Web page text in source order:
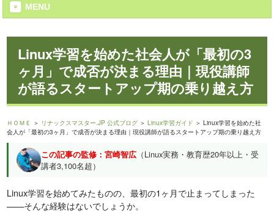
MENU
Linux学習を始めた社会人が「最初の3
ヶ月」で成否が決まる理由｜現役講師
が語るスタートアップ期の乗り越え方
ＨＯＭＥ ＞ リナックスマスター.JP 公式ブログ ＞Linux学習ガイド ＞ Linux学習を始めた社
会人が「最初の3ヶ月」で成否が決まる理由｜現役講師が語るスタートアップ期の乗り越え方
この記事の監修：宮崎智広 （Linux実務・教育歴20年以上・受
講者3,100名超）
Linux学習を始めてみたものの、最初の1ヶ月で止まってしまった
——そんな経験はないでしょうか。